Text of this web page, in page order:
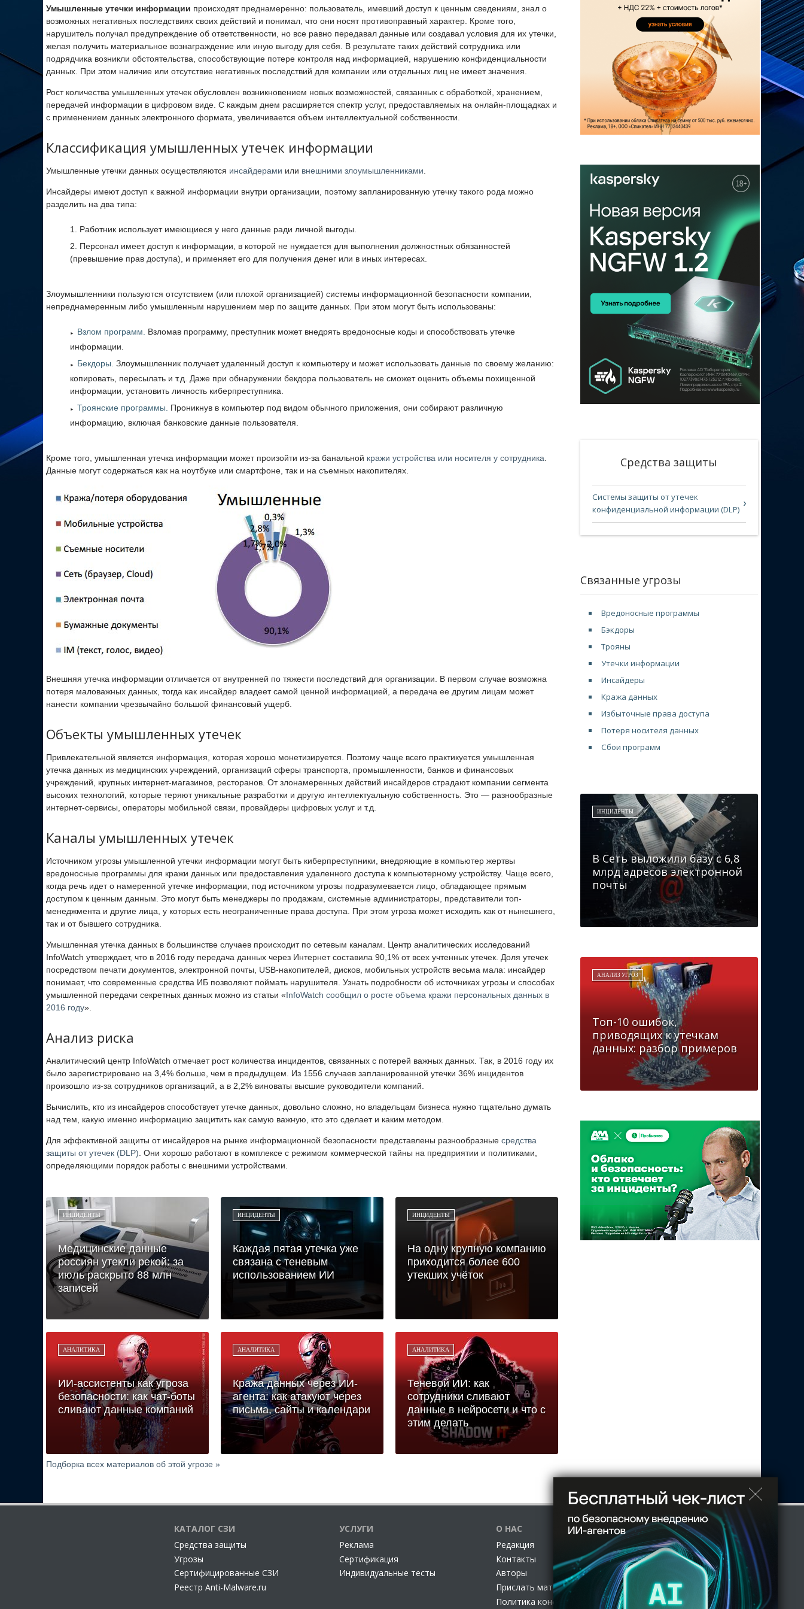
Умышленные утечки информации происходят преднамеренно: пользователь, имевший доступ к ценным сведениям, знал о
возможных негативных последствиях своих действий и понимал, что они носят противоправный характер. Кроме того,
нарушитель получал предупреждение об ответственности, но все равно передавал данные или создавал условия для их утечки,
желая получить материальное вознаграждение или иную выгоду для себя. В результате таких действий сотрудника или
подрядчика возникли обстоятельства, способствующие потере контроля над информацией, нарушению конфиденциальности
данных. При этом наличие или отсутствие негативных последствий для компании или отдельных лиц не имеет значения.
Рост количества умышленных утечек обусловлен возникновением новых возможностей, связанных с обработкой, хранением,
передачей информации в цифровом виде. С каждым днем расширяется спектр услуг, предоставляемых на онлайн-площадках и
с применением данных электронного формата, увеличивается объем интеллектуальной собственности.
Классификация умышленных утечек информации
Умышленные утечки данных осуществляются инсайдерами или внешними злоумышленниками
Инсайдеры имеют доступ к важной информации внутри организации, поэтому запланированную утечку такого рода можно
разделить на два типа:
Работник использует имеющиеся у него данные ради личной выгоды.
Персонал имеет доступ к информации, в которой не нуждается для выполнения должностных обязанностей
(превышение прав доступа), и применяет его для получения денег или в иных интересах.
Злоумышленники пользуются отсутствием (или плохой организацией) системы информационной безопасности компании,
непреднамеренным либо умышленным нарушением мер по защите данных. При этом могут быть использованы:
Взлом программ.
Взломав программу, преступник может внедрять вредоносные коды и способствовать утечке
информации.
Бекдоры. Злоумышленник получает удаленный доступ к компьютеру и может использовать данные по своему желанию:
копировать, пересылать и т.д. Даже при обнаружении бекдора пользователь не сможет оценить объемы похищенной
информации, установить личность киберпреступника.
Троянские программы. Проникнув в компьютер под видом обычного приложения, они собирают различную
информацию, включая банковские данные пользователя.
Кроме того, умышленная утечка информации может произойти из-за банальной кражи устройства или носителя у сотрудника
Данные могут содержаться как на ноутбуке или смартфоне, так и на съемных накопителях.
Внешняя утечка информации отличается от внутренней по тяжести последствий для организации. В первом случае возможна
потеря маловажных данных, тогда как инсайдер владеет самой ценной информацией, а передача ее другим лицам может
нанести компании чрезвычайно большой финансовый ущерб.
Объекты умышленных утечек
Привлекательной является информация, которая хорошо монетизируется. Поэтому чаще всего практикуется умышленная
утечка данных из медицинских учреждений, организаций сферы транспорта, промышленности, банков и финансовых
учреждений, крупных интернет-магазинов, ресторанов. От злонамеренных действий инсайдеров страдают компании сегмента
высоких технологий, которые теряют уникальные разработки и другую интеллектуальную собственность. Это — разнообразные
интернет-сервисы, операторы мобильной связи, провайдеры цифровых услуг и т.д.
Каналы умышленных утечек
Источником угрозы умышленной утечки информации могут быть киберпреступники, внедряющие в компьютер жертвы
вредоносные программы для кражи данных или предоставления удаленного доступа к компьютерному устройству. Чаще всего,
когда речь идет о намеренной утечке информации, под источником угрозы подразумевается лицо, обладающее прямым
доступом к ценным данным. Это могут быть менеджеры по продажам, системные администраторы, представители топ-
менеджмента и другие лица, у которых есть неограниченные права доступа. При этом угроза может исходить как от нынешнего,
так и от бывшего сотрудника.
Умышленная утечка данных в большинстве случаев происходит по сетевым каналам. Центр аналитических исследований
InfoWatch утверждает, что в 2016 году передача данных через Интернет составила 90,1% от всех учтенных утечек. Доля утечек
посредством печати документов, электронной почты, USB-накопителей, дисков, мобильных устройств весьма мала: инсайдер
понимает, что современные средства ИБ позволяют поймать нарушителя. Узнать подробности об источниках угрозы и способах
умышленной передачи секретных данных можно из статьи «InfoWatch сообщил о росте объема кражи персональных данных в
2016 году».
Анализ риска
Аналитический центр InfoWatch отмечает рост количества инцидентов, связанных с потерей важных данных. Так, в 2016 году их
было зарегистрировано на 3,4% больше, чем в предыдущем. Из 1556 случаев запланированной утечки 36% инцидентов
произошло из-за сотрудников организаций, а в 2,2% виноваты высшие руководители компаний.
Вычислить, кто из инсайдеров способствует утечке данных, довольно сложно, но владельцам бизнеса нужно тщательно думать
над тем, какую именно информацию защитить как самую важную, кто это сделает и каким методом.
Для эффективной защиты от инсайдеров на рынке информационной безопасности представлены разнообразные средства
защиты от утечек (DLP) . Они хорошо работают в комплексе с режимом коммерческой тайны на предприятии и политиками,
определяющими порядок работы с внешними устройствами.
ИНЦИДЕНТЫ
Медицинские данные
россиян утекли рекой: за
июль раскрыто 88 млн
записей
ИНЦИДЕНТЫ
Каждая пятая утечка уже
связана с теневым
использованием ИИ
ИНЦИДЕНТЫ
На одну крупную компанию
приходится более 600
утекших учёток
АНАЛИТИКА
ИИ-ассистенты как угроза
безопасности: как чат-боты
сливают данные компаний
АНАЛИТИКА
Кража данных через ИИ-
агента: как атакуют через
письма, сайты и календари
АНАЛИТИКА
Теневой ИИ: как
сотрудники сливают
данные в нейросети и что с
этим делать
Подборка всех материалов об этой угрозе »
Средства защиты
Системы защиты от утечек
конфиденциальной информации (DLP)
Связанные угрозы
Вредоносные программы
Бэкдоры
Трояны
Утечки информации
Инсайдеры
Кража данных
Избыточные права доступа
Потеря носителя данных
Сбои программ
ИНЦИДЕНТЫ
В Сеть выложили базу с 6,8
млрд адресов электронной
почты
АНАЛИЗ УГРОЗ
Топ-10 ошибок,
приводящих к утечкам
данных: разбор примеров
КАТАЛОГ СЗИ
Cредства защиты
Угрозы
Сертифицированные СЗИ
Реестр Anti-Malware.ru
УСЛУГИ
Реклама
Сертификация
Индивидуальные тесты
О НАС
Редакция
Контакты
Авторы
Прислать материал
Политика конфиденциальности